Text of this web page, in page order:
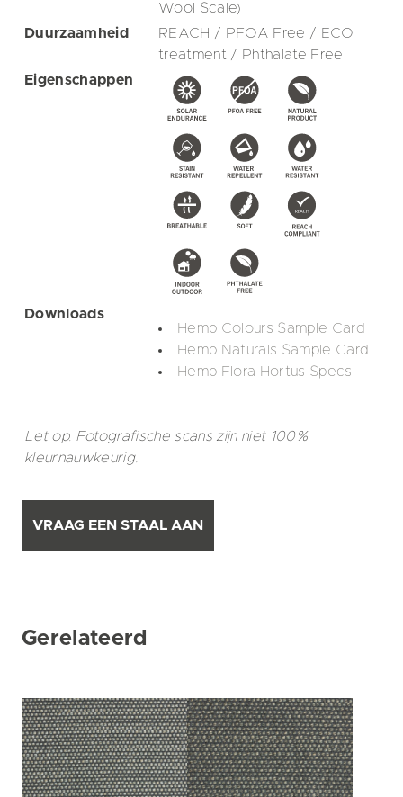
Wool Scale)
Duurzaamheid
REACH / PFOA Free / ECO
treatment / Phthalate Free
Eigenschappen
Downloads
Hemp Colours Sample Card
Hemp Naturals Sample Card
Hemp Flora Hortus Specs
Let op: Fotografische scans zijn niet 100%
kleurnauwkeurig.
VRAAG EEN STAAL AAN
Gerelateerd